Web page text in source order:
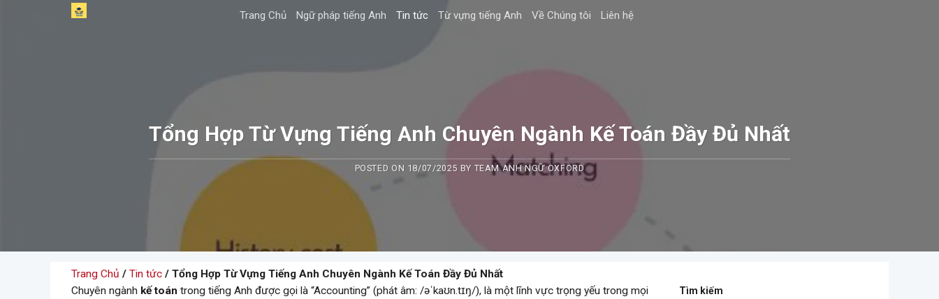
Trang Chủ Ngữ pháp tiếng Anh Tin tức Từ vựng tiếng Anh Về Chúng tôi Liên hệ
Tổng Hợp Từ Vựng Tiếng Anh Chuyên Ngành Kế Toán Đầy Đủ Nhất
POSTED ON 18/07/2025 BY TEAM ANH NGỮ OXFORD
Trang Chủ / Tin tức / Tổng Hợp Từ Vựng Tiếng Anh Chuyên Ngành Kế Toán Đầy Đủ Nhất
Chuyên ngành kế toán trong tiếng Anh được gọi là “Accounting” (phát âm: /əˈkaʊn.tɪŋ/), là một lĩnh vực trọng yếu trong mọi
Tìm kiếm